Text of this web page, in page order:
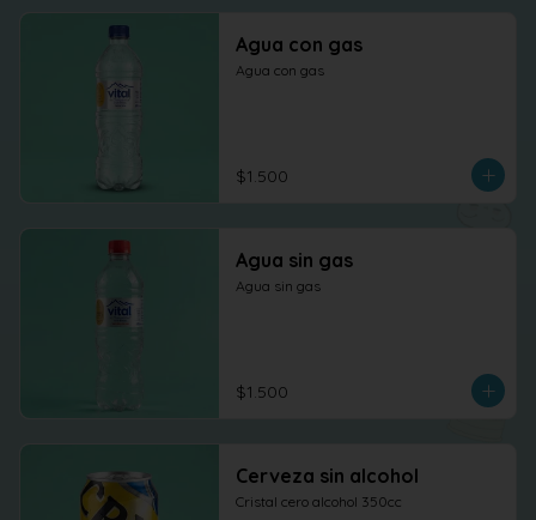
Agua con gas
Agua con gas
$1.500
Agua sin gas
Agua sin gas
$1.500
Cerveza sin alcohol
Cristal cero alcohol 350cc